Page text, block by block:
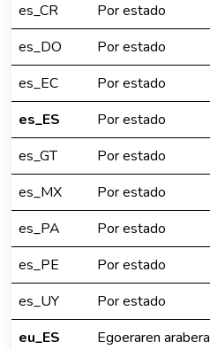
es_CR
Por estado
es_DO
Por estado
es_EC
Por estado
es_ES
Por estado
es_GT
Por estado
es_MX
Por estado
es_PA
Por estado
es_PE
Por estado
es_UY
Por estado
eu_ES
Egoeraren arabera